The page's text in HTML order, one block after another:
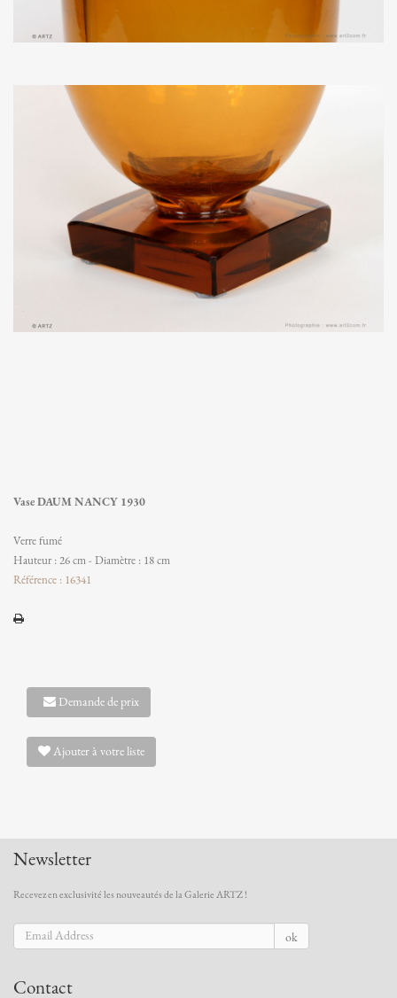
Vase DAUM NANCY 1930
Verre fumé
Hauteur : 26 cm - Diamètre : 18 cm
Référence : 16341
Demande de prix
Ajouter à votre liste
Newsletter
Recevez en exclusivité les nouveautés de la Galerie ARTZ !
ok
Contact